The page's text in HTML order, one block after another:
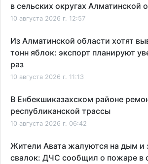
в сельских округах Алматинской
10 августа 2026 г. 12:57
Из Алматинской области хотят
тонн яблок: экспорт планируют
раз
10 августа 2026 г. 11:13
В Енбекшиказахском районе
республиканской трассы
10 августа 2026 г. 06:42
Жители Авата жалуются на дым и
свалок: ДЧС сообщил о пожаре в